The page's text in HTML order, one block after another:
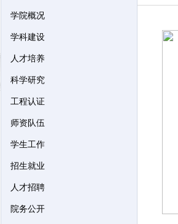
学院概况
学科建设
人才培养
科学研究
工程认证
师资队伍
学生工作
招生就业
人才招聘
院务公开